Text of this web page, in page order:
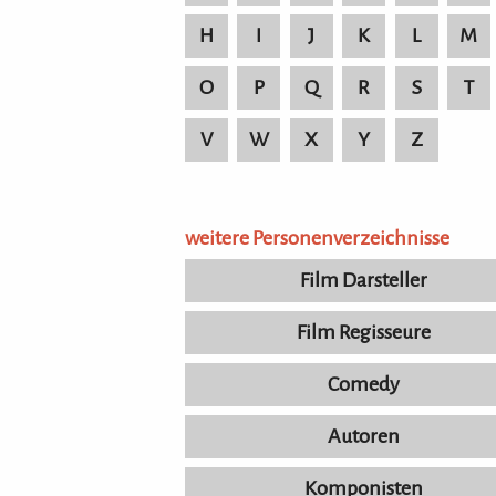
H I J K L M
O P Q R S T
V W X Y Z
weitere Personenverzeichnisse
Film Darsteller
Film Regisseure
Comedy
Autoren
Komponisten